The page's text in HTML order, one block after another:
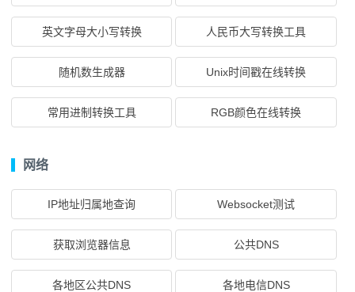
英文字母大小写转换 人民币大写转换工具
随机数生成器 Unix时间戳在线转换
常用进制转换工具 RGB颜色在线转换
网络
IP地址归属地查询 Websocket测试
获取浏览器信息 公共DNS
各地区公共DNS 各地电信DNS